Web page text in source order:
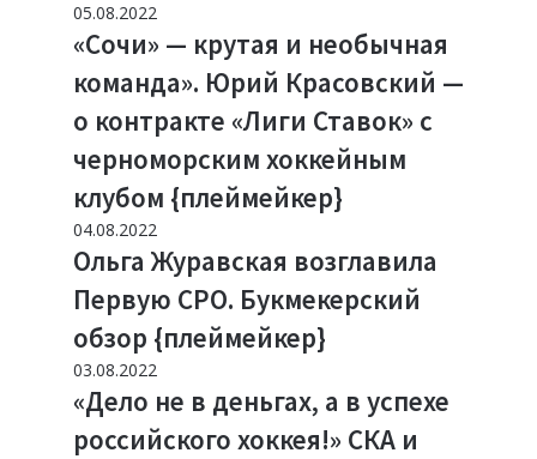
05.08.2022
«Сочи» — крутая и необычная
команда». Юрий Красовский —
о контракте «Лиги Ставок» с
черноморским хоккейным
клубом {плеймейкер}
04.08.2022
Ольга Журавская возглавила
Первую СРО. Букмекерский
обзор {плеймейкер}
03.08.2022
«Дело не в деньгах, а в успехе
российского хоккея!» СКА и